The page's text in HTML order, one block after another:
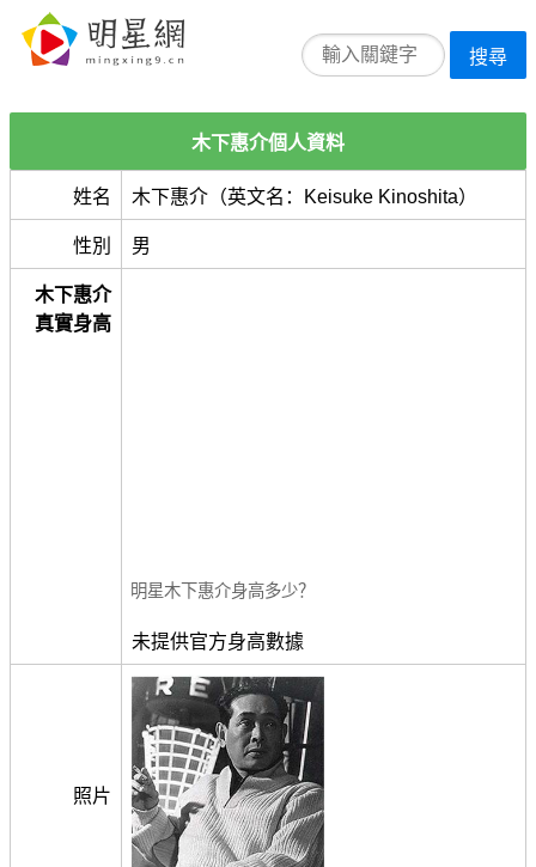
搜尋
木下惠介個人資料
姓名 木下惠介（英文名：Keisuke Kinoshita）
性別 男
木下惠介
真實身高
明星木下惠介身高多少？
未提供官方身高數據
照片